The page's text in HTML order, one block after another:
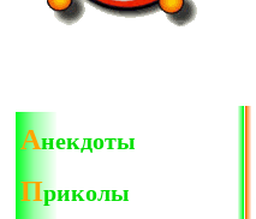
Анекдоты
Приколы